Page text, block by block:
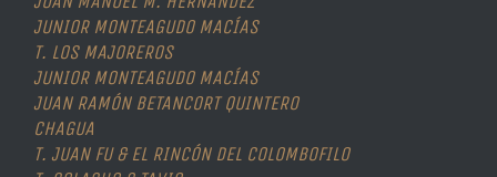
JUNIOR MONTEAGUDO MACÍAS
T. LOS MAJOREROS
JUNIOR MONTEAGUDO MACÍAS
JUAN RAMÓN BETANCORT QUINTERO
CHAGUA
T. JUAN FU & EL RINCÓN DEL COLOMBOFILO